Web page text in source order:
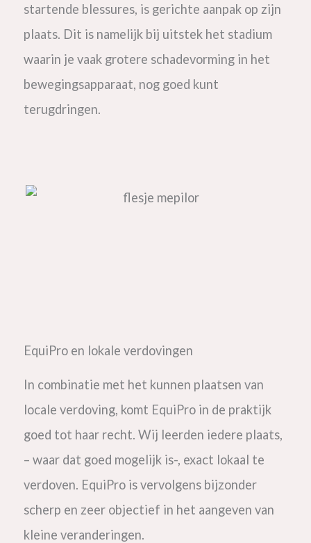
startende blessures, is gerichte aanpak op zijn
plaats. Dit is namelijk bij uitstek het stadium
waarin je vaak grotere schadevorming in het
bewegingsapparaat, nog goed kunt
terugdringen.
EquiPro en lokale verdovingen
In combinatie met het kunnen plaatsen van
locale verdoving, komt EquiPro in de praktijk
goed tot haar recht. Wij leerden iedere plaats,
– waar dat goed mogelijk is-, exact lokaal te
verdoven. EquiPro is vervolgens bijzonder
scherp en zeer objectief in het aangeven van
kleine veranderingen.